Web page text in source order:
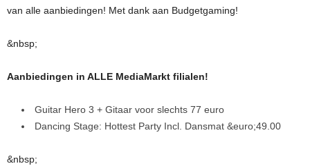
van alle aanbiedingen! Met dank aan Budgetgaming!
&nbsp;
Aanbiedingen in ALLE MediaMarkt filialen!
Guitar Hero 3 + Gitaar voor slechts 77 euro
Dancing Stage: Hottest Party Incl. Dansmat &euro;49.00
&nbsp;